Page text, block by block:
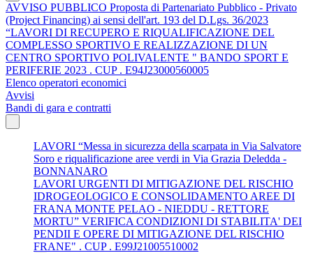
AVVISO PUBBLICO Proposta di Partenariato Pubblico - Privato
(Project Financing) ai sensi dell'art. 193 del D.Lgs. 36/2023
“LAVORI DI RECUPERO E RIQUALIFICAZIONE DEL
COMPLESSO SPORTIVO E REALIZZAZIONE DI UN
CENTRO SPORTIVO POLIVALENTE " BANDO SPORT E
PERIFERIE 2023 . CUP . E94J23000560005
Elenco operatori economici
Avvisi
Bandi di gara e contratti
LAVORI “Messa in sicurezza della scarpata in Via Salvatore
Soro e riqualificazione aree verdi in Via Grazia Deledda -
BONNANARO
LAVORI URGENTI DI MITIGAZIONE DEL RISCHIO
IDROGEOLOGICO E CONSOLIDAMENTO AREE DI
FRANA MONTE PELAO - NIEDDU - RETTORE
MORTU” VERIFICA CONDIZIONI DI STABILITA' DEI
PENDII E OPERE DI MITIGAZIONE DEL RISCHIO
FRANE" . CUP . E99J21005510002